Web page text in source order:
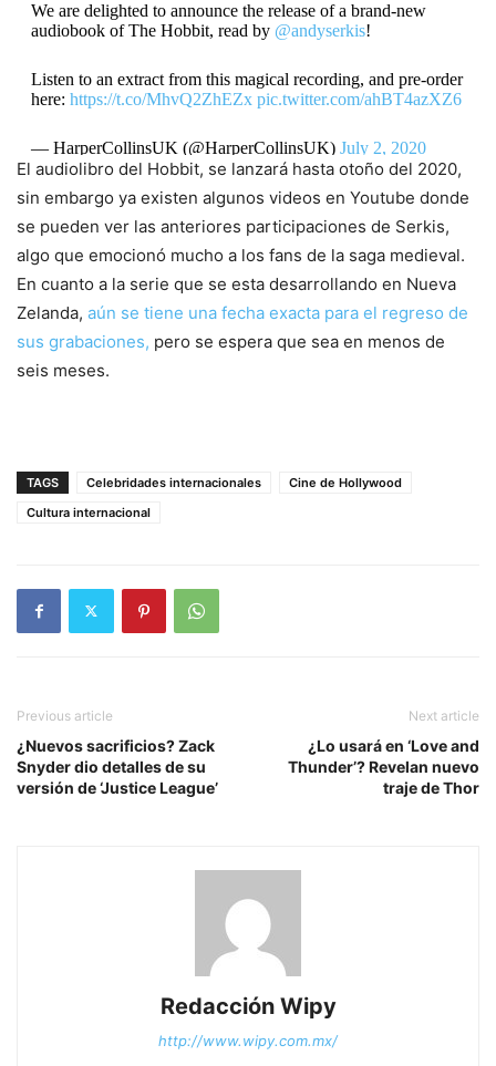
We are delighted to announce the release of a brand-new
audiobook of The Hobbit, read by @andyserkis!
Listen to an extract from this magical recording, and pre-order
here: https://t.co/MhvQ2ZhEZx pic.twitter.com/ahBT4azXZ6
— HarperCollinsUK (@HarperCollinsUK) July 2, 2020
El audiolibro del Hobbit, se lanzará hasta otoño del 2020,
sin embargo ya existen algunos videos en Youtube donde
se pueden ver las anteriores participaciones de Serkis,
algo que emocionó mucho a los fans de la saga medieval.
En cuanto a la serie que se esta desarrollando en Nueva
Zelanda, aún se tiene una fecha exacta para el regreso de
sus grabaciones, pero se espera que sea en menos de
seis meses.
TAGS Celebridades internacionales
Cine de Hollywood
Cultura internacional
Previous article
¿Nuevos sacrificios? Zack
Snyder dio detalles de su
versión de ‘Justice League’
Next article
¿Lo usará en ‘Love and
Thunder’? Revelan nuevo
traje de Thor
Redacción Wipy
http://www.wipy.com.mx/